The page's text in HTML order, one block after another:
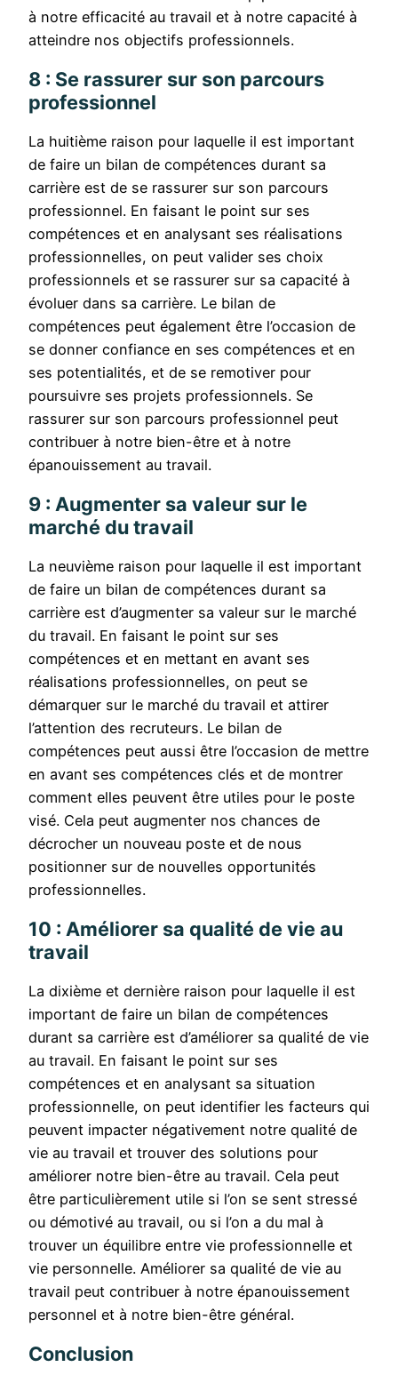
à notre efficacité au travail et à notre capacité à
atteindre nos objectifs professionnels.
8 : Se rassurer sur son parcours
professionnel
La huitième raison pour laquelle il est important
de faire un bilan de compétences durant sa
carrière est de se rassurer sur son parcours
professionnel. En faisant le point sur ses
compétences et en analysant ses réalisations
professionnelles, on peut valider ses choix
professionnels et se rassurer sur sa capacité à
évoluer dans sa carrière. Le bilan de
compétences peut également être l’occasion de
se donner confiance en ses compétences et en
ses potentialités, et de se remotiver pour
poursuivre ses projets professionnels. Se
rassurer sur son parcours professionnel peut
contribuer à notre bien-être et à notre
épanouissement au travail.
9 : Augmenter sa valeur sur le
marché du travail
La neuvième raison pour laquelle il est important
de faire un bilan de compétences durant sa
carrière est d’augmenter sa valeur sur le marché
du travail. En faisant le point sur ses
compétences et en mettant en avant ses
réalisations professionnelles, on peut se
démarquer sur le marché du travail et attirer
l’attention des recruteurs. Le bilan de
compétences peut aussi être l’occasion de mettre
en avant ses compétences clés et de montrer
comment elles peuvent être utiles pour le poste
visé. Cela peut augmenter nos chances de
décrocher un nouveau poste et de nous
positionner sur de nouvelles opportunités
professionnelles.
10 : Améliorer sa qualité de vie au
travail
La dixième et dernière raison pour laquelle il est
important de faire un bilan de compétences
durant sa carrière est d’améliorer sa qualité de vie
au travail. En faisant le point sur ses
compétences et en analysant sa situation
professionnelle, on peut identifier les facteurs qui
peuvent impacter négativement notre qualité de
vie au travail et trouver des solutions pour
améliorer notre bien-être au travail. Cela peut
être particulièrement utile si l’on se sent stressé
ou démotivé au travail, ou si l’on a du mal à
trouver un équilibre entre vie professionnelle et
vie personnelle. Améliorer sa qualité de vie au
travail peut contribuer à notre épanouissement
personnel et à notre bien-être général.
Conclusion